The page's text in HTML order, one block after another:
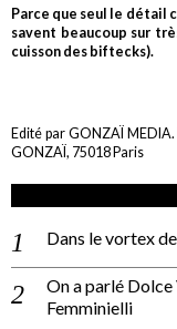
Parce que seul le détail
savent beaucoup sur
cuisson des biftecks).
Edité par GONZAÏ
GONZAÏ, 75018 Paris
Dans le vortex
On a parlé
Femminielli